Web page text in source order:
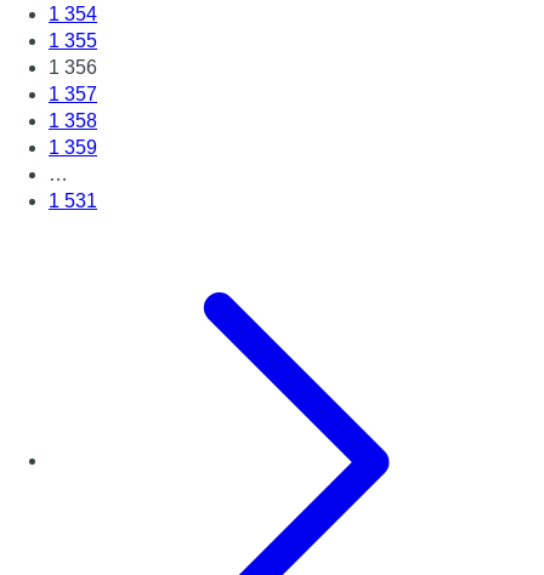
1 354
1 355
1 356
1 357
1 358
1 359
…
1 531